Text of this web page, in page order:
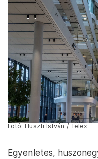
Fotó: Huszti István / Telex
Egyenletes,